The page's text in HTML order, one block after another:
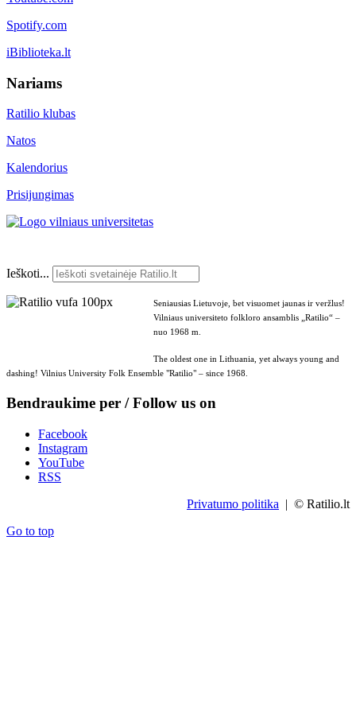
Spotify.com
iBiblioteka.lt
Nariams
Ratilio klubas
Natos
Kalendorius
Prisijungimas
Ieškoti...
Seniausias Lietuvoje, bet visuomet jaunas ir veržlus!
Vilniaus universiteto folkloro ansamblis „Ratilio“ –
nuo 1968 m.
The oldest one in Lithuania, yet always young and
dashing! Vilnius University Folk Ensemble "Ratilio" – since 1968.
Bendraukime per / Follow us on
Facebook
Instagram
YouTube
RSS
Privatumo politika | © Ratilio.lt
Go to top